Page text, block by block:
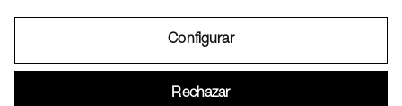
Configurar
Rechazar